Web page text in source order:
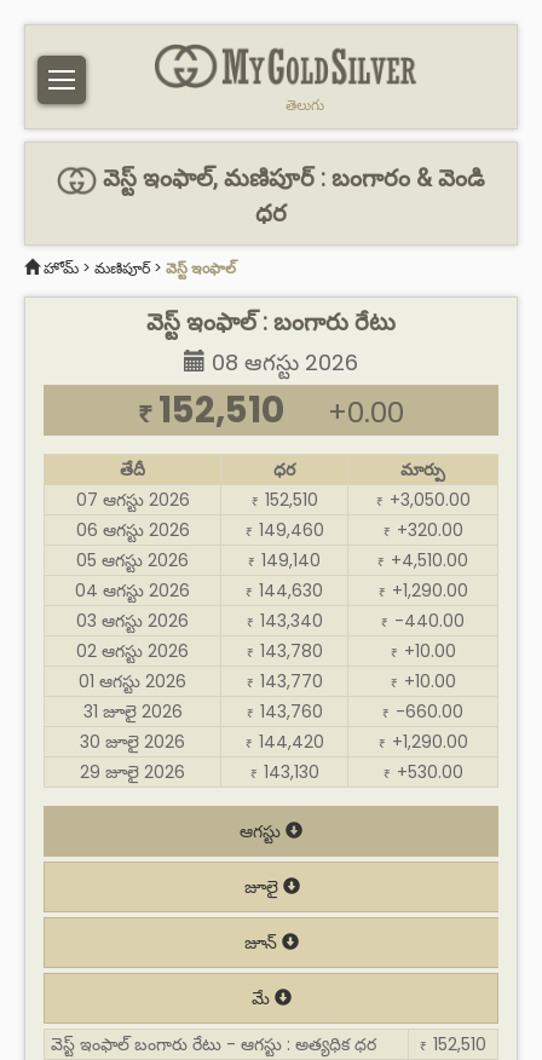
తెలుగు
వెస్ట్ ఇంఫాల్, మణిపూర్ : బంగారం & వెండి
ధర
హోమ్ > మణిపూర్> వెస్ట్ ఇంఫాల్
వెస్ట్ ఇంఫాల్ : బంగారు రేటు
08 ఆగస్టు 2026
₹ 152,510 +0.00
తేదీ ధర
మార్పు
07 ఆగస్టు 2026
₹ 152,510 ₹ +3,050.00
06 ఆగస్టు 2026
₹ 149,460 ₹ +320.00
05 ఆగస్టు 2026
₹ 149,140 ₹ +4,510.00
04 ఆగస్టు 2026
₹ 144,630 ₹ +1,290.00
03 ఆగస్టు 2026
₹ 143,340 ₹ -440.00
02 ఆగస్టు 2026
₹ 143,780 ₹ +10.00
01 ఆగస్టు 2026
₹ 143,770 ₹ +10.00
31 జూలై 2026
₹ 143,760 ₹ -660.00
30 జూలై 2026
₹ 144,420 ₹ +1,290.00
29 జూలై 2026
₹ 143,130 ₹ +530.00
ఆగస్టు
జూలై
జూన్
మే
వెస్ట్ ఇంఫాల్ బంగారు రేటు - ఆగస్టు : అత్యధిక ధర
₹ 152,510